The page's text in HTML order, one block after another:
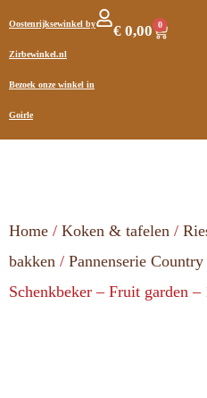
Oostenrijksewinkel by
Zirbewinkel.nl
Bezoek onze winkel in
Goirle
€ 0,00 0
Home / Koken & tafelen /
bakken / Pannenserie Country
Schenkbeker – Fruit garden